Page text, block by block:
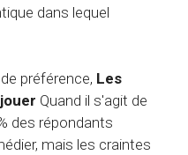
dans lequel
préférence, Les
Quand il s'agit de
des répondants
mais les craintes